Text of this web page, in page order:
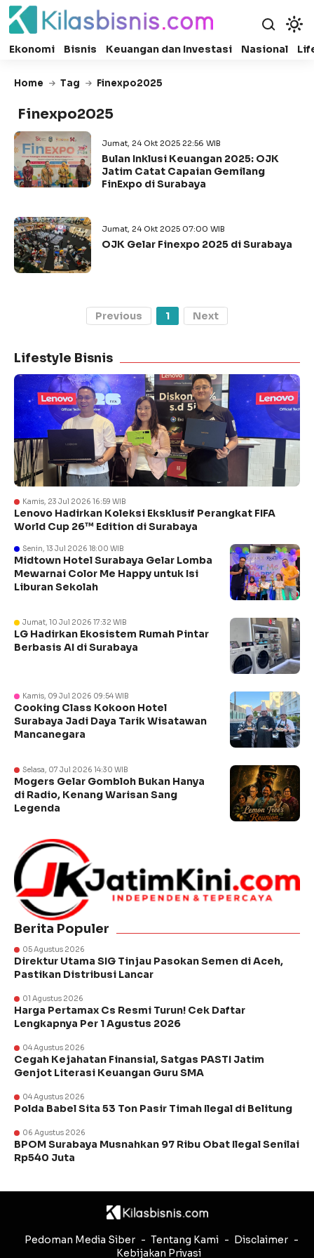
Ekonomi Bisnis Keuangan dan Investasi Nasional
Home Tag Finexpo2025
Finexpo2025
Jumat, 24 Okt 2025 22:56 WIB
Bulan Inklusi Keuangan 2025: OJK
Jatim Catat Capaian Gemilang
FinExpo di Surabaya
Jumat, 24 Okt 2025 07:00 WIB
OJK Gelar Finexpo 2025 di Surabaya
Previous 1 Next
Lifestyle Bisnis
Kamis, 23 Jul 2026 16:59 WIB
Lenovo Hadirkan Koleksi Eksklusif Perangkat FIFA
World Cup 26™ Edition di Surabaya
Senin, 13 Jul 2026 18:00 WIB
Midtown Hotel Surabaya Gelar Lomba
Mewarnai Color Me Happy untuk Isi
Liburan Sekolah
Jumat, 10 Jul 2026 17:32 WIB
LG Hadirkan Ekosistem Rumah Pintar
Berbasis AI di Surabaya
Kamis, 09 Jul 2026 09:54 WIB
Cooking Class Kokoon Hotel
Surabaya Jadi Daya Tarik Wisatawan
Mancanegara
Selasa, 07 Jul 2026 14:30 WIB
Mogers Gelar Gombloh Bukan Hanya
di Radio, Kenang Warisan Sang
Legenda
Berita Populer
05 Agustus 2026
Direktur Utama SIG Tinjau Pasokan Semen di Aceh,
Pastikan Distribusi Lancar
01 Agustus 2026
Harga Pertamax Cs Resmi Turun! Cek Daftar
Lengkapnya Per 1 Agustus 2026
04 Agustus 2026
Cegah Kejahatan Finansial, Satgas PASTI Jatim
Genjot Literasi Keuangan Guru SMA
04 Agustus 2026
Polda Babel Sita 53 Ton Pasir Timah Ilegal di Belitung
06 Agustus 2026
BPOM Surabaya Musnahkan 97 Ribu Obat Ilegal Senilai
Rp540 Juta
Pedoman Media Siber Tentang Kami
Disclaimer
Kebijakan Privasi